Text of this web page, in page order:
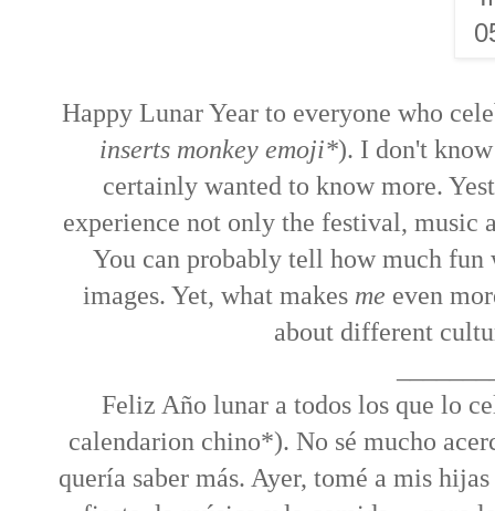
Happy Lunar Year to everyone who
inserts monkey emoji*). I don't
certainly wanted to know more.
experience not only the festival, music
You can probably tell how much fun
images. Yet, what makes me even
about different
Feliz Año lunar a todos los que lo
calendarion chino*). No sé mucho
quería saber más. Ayer, tomé a mis